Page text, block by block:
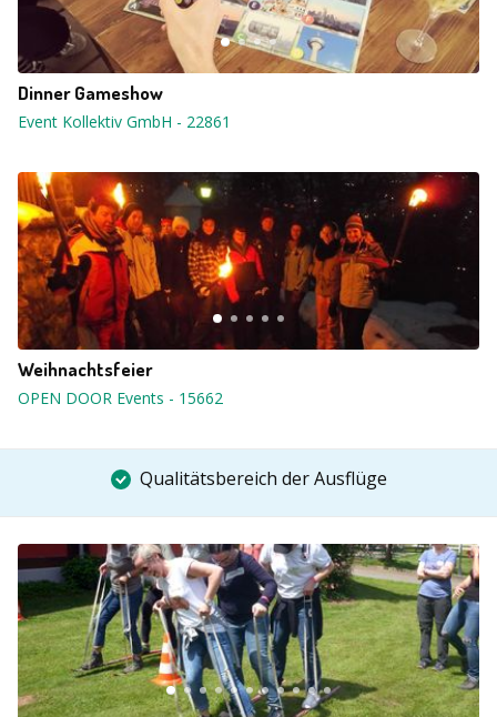
Dinner Gameshow
Event Kollektiv GmbH - 22861
Weihnachtsfeier
OPEN DOOR Events - 15662
Qualitätsbereich der Ausflüge